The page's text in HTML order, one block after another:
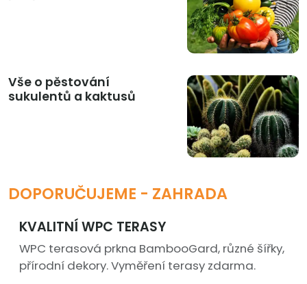
Vše o pěstování
sukulentů a kaktusů
DOPORUČUJEME - ZAHRADA
KVALITNÍ WPC TERASY
WPC terasová prkna BambooGard, různé šířky,
přírodní dekory. Vyměření terasy zdarma.